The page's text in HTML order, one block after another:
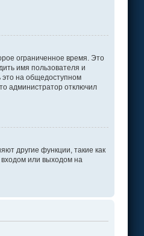
ограниченное время. Это
имя пользователя и
на общедоступном
администратор отключил
другие функции, такие как
или выходом на